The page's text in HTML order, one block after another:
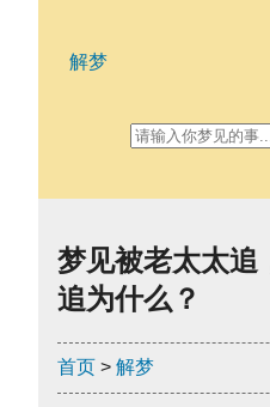
梦见被老太太追
追为什么？
首页 > 解梦
解梦